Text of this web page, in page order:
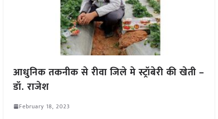
आधुनिक तकनीक से रीवा जिले मे स्ट्रॉबेरी की खेती –
डॉ. राजेश
February 18, 2023